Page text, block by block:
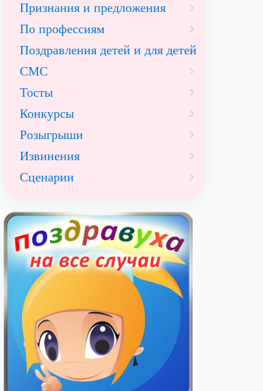
Признания и предложения
По профессиям
Поздравления детей и для детей
СМС
Тосты
Конкурсы
Розыгрыши
Извинения
Сценарии